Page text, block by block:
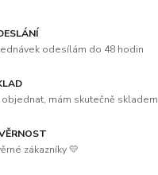
odesílám do 48 hodin
mám skutečně skladem
zákazníky 💛